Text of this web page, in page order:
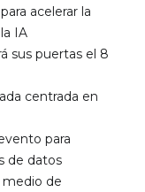
acelerar la
IA
sus puertas el 8
centrada en
para
de datos
medio de